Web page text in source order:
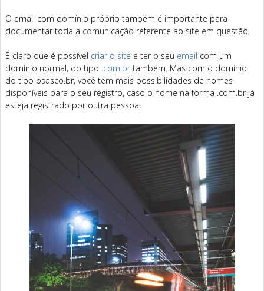
O email com domínio próprio também é importante para
documentar toda a comunicação referente ao site em questão.
É claro que é possível criar o site e ter o seu email com um
domínio normal, do tipo .com.br também. Mas com o domínio
do tipo osasco.br, você tem mais possibilidades de nomes
disponíveis para o seu registro, caso o nome na forma .com.br já
esteja registrado por outra pessoa.